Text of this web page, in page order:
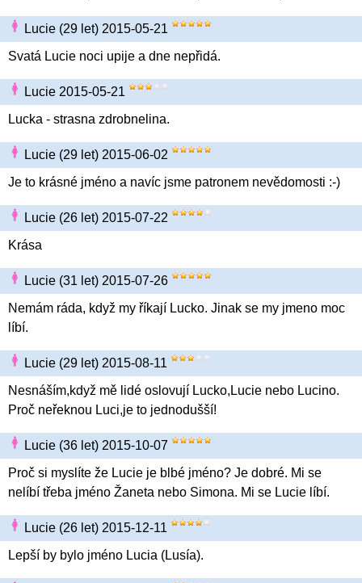
Lucie (29 let) 2015-05-21
Svatá Lucie noci upije a dne nepřidá.
Lucie 2015-05-21
Lucka - strasna zdrobnelina.
Lucie (29 let) 2015-06-02
Je to krásné jméno a navíc jsme patronem nevědomosti :-)
Lucie (26 let) 2015-07-22
Krása
Lucie (31 let) 2015-07-26
Nemám ráda, když my říkají Lucko. Jinak se my jmeno moc
líbí.
Lucie (29 let) 2015-08-11
Nesnáším,když mě lidé oslovují Lucko,Lucie nebo Lucino.
Proč neřeknou Luci,je to jednodušší!
Lucie (36 let) 2015-10-07
Proč si myslíte že Lucie je blbé jméno? Je dobré. Mi se
nelíbí třeba jméno Žaneta nebo Simona. Mi se Lucie líbí.
Lucie (26 let) 2015-12-11
Lepší by bylo jméno Lucia (Lusía).